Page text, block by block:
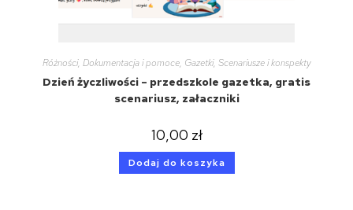
Różności, Dokumentacja i pomoce, Gazetki, Scenariusze i konspekty
Dzień życzliwości – przedszkole gazetka, gratis
scenariusz, załaczniki
10,00 zł
Dodaj do koszyka